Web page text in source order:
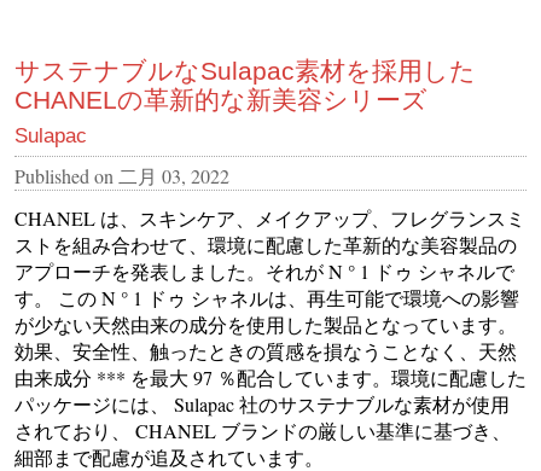
サステナブルなSulapac素材を採用した
CHANELの革新的な新美容シリーズ
Sulapac
Published on 二月 03, 2022
CHANEL は、スキンケア、メイクアップ、フレグランスミ
ストを組み合わせて、環境に配慮した革新的な美容製品の
アプローチを発表しました。それが N ° 1 ドゥ シャネルで
す。 この N ° 1 ドゥ シャネルは、再生可能で環境への影響
が少ない天然由来の成分を使用した製品となっています。
効果、安全性、触ったときの質感を損なうことなく、天然
由来成分 *** を最大 97 ％配合しています。環境に配慮した
パッケージには、 Sulapac 社のサステナブルな素材が使用
されており、 CHANEL ブランドの厳しい基準に基づき、
細部まで配慮が追及されています。